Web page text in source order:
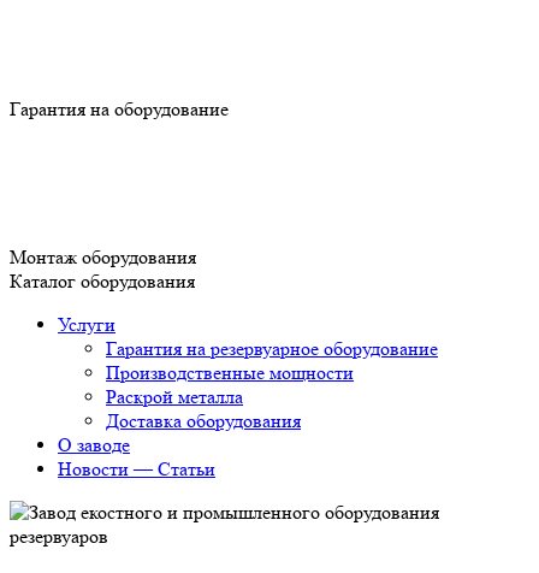
Гарантия на оборудование
Монтаж оборудования
Каталог оборудования
Услуги
Гарантия на резервуарное оборудование
Производственные мощности
Раскрой металла
Доставка оборудования
О заводе
Новости — Статьи